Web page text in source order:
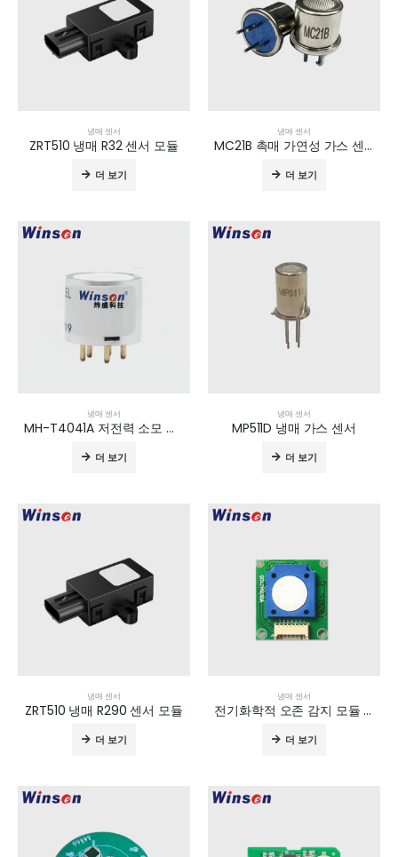
냉매 센서
ZRT510 냉매 R32 센서 모듈
더 보기
냉매 센서
MC21B 촉매 가연성 가스 센서
더 보기
냉매 센서
MH-T4041A 저전력 소모 적외선 가스 센서
더 보기
냉매 센서
MP511D 냉매 가스 센서
더 보기
냉매 센서
ZRT510 냉매 R290 센서 모듈
더 보기
냉매 센서
전기화학적 오존 감지 모듈 ZE25A-O3
더 보기